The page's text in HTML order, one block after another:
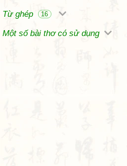
Từ ghép 16
Một số bài thơ có sử dụng